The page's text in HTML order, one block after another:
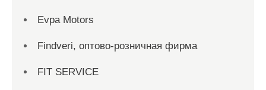
Evpa Motors
Findveri, оптово-розничная фирма
FIT SERVICE